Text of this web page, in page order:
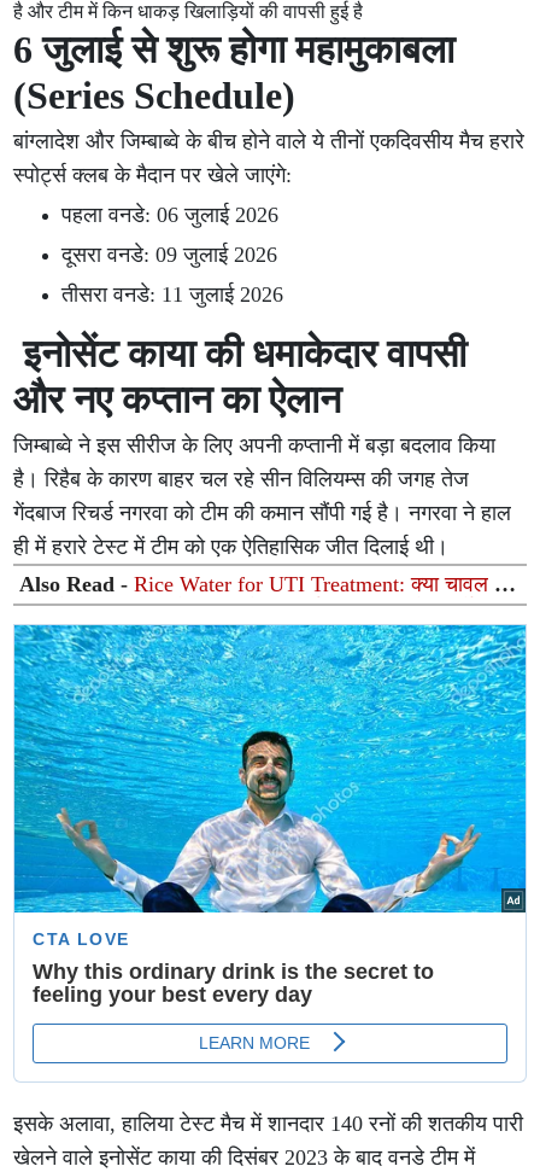
है और टीम में किन धाकड़ खिलाड़ियों की वापसी हुई है
6 जुलाई से शुरू होगा महामुकाबला
(Series Schedule)
बांग्लादेश और जिम्बाब्वे के बीच होने वाले ये तीनों एकदिवसीय मैच हरारे
स्पोर्ट्स क्लब के मैदान पर खेले जाएंगे:
पहला वनडे: 06 जुलाई 2026
दूसरा वनडे: 09 जुलाई 2026
तीसरा वनडे: 11 जुलाई 2026
इनोसेंट काया की धमाकेदार वापसी
और नए कप्तान का ऐलान
जिम्बाब्वे ने इस सीरीज के लिए अपनी कप्तानी में बड़ा बदलाव किया
है। रिहैब के कारण बाहर चल रहे सीन विलियम्स की जगह तेज
गेंदबाज रिचर्ड नगरवा को टीम की कमान सौंपी गई है। नगरवा ने हाल
ही में हरारे टेस्ट में टीम को एक ऐतिहासिक जीत दिलाई थी।
Also Read -Rice Water for UTI Treatment: क्या चावल के
मांड से सचमुच ठीक हो सकता है यूटीआई (UTI)? जानें आयुर्वेदिक
विशेषज्ञ की राय
इसके अलावा, हालिया टेस्ट मैच में शानदार 140 रनों की शतकीय पारी
खेलने वाले इनोसेंट काया की दिसंबर 2023 के बाद वनडे टीम में